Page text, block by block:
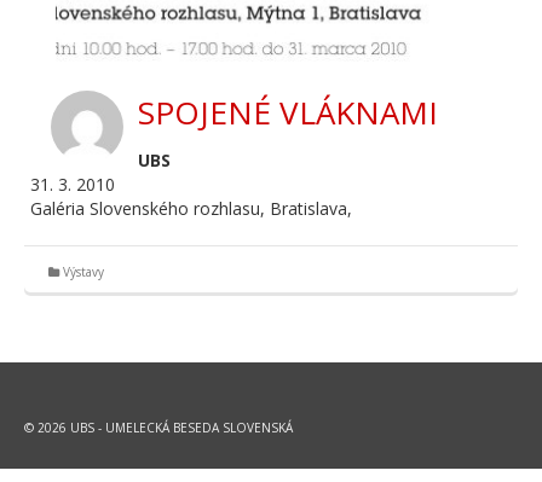
SPOJENÉ VLÁKNAMI
UBS
31. 3. 2010
Galéria Slovenského rozhlasu, Bratislava,
Výstavy
© 2026 UBS - UMELECKÁ BESEDA SLOVENSKÁ